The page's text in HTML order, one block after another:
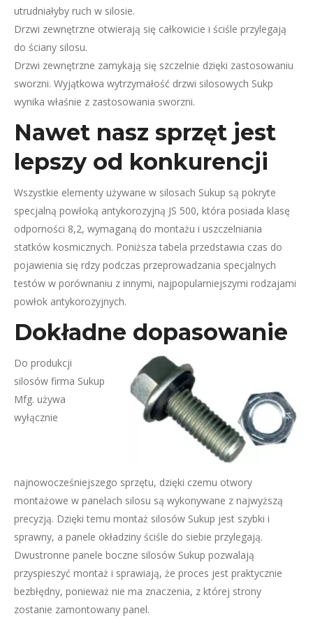
utrudniałyby ruch w silosie.
Drzwi zewnętrzne otwierają się całkowicie i ściśle przylegają
do ściany silosu.
Drzwi zewnętrzne zamykają się szczelnie dzięki zastosowaniu
sworzni. Wyjątkowa wytrzymałość drzwi silosowych Sukp
wynika właśnie z zastosowania sworzni.
Nawet nasz sprzęt jest
lepszy od konkurencji
Wszystkie elementy używane w silosach Sukup są pokryte
specjalną powłoką antykorozyjną JS 500, która posiada klasę
odporności 8,2, wymaganą do montażu i uszczelniania
statków kosmicznych. Poniższa tabela przedstawia czas do
pojawienia się rdzy podczas przeprowadzania specjalnych
testów w porównaniu z innymi, najpopularniejszymi rodzajami
powłok antykorozyjnych.
Dokładne dopasowanie
Do produkcji
silosów firma Sukup
Mfg. używa
wyłącznie
najnowocześniejszego sprzętu, dzięki czemu otwory
montażowe w panelach silosu są wykonywane z najwyższą
precyzją. Dzięki temu montaż silosów Sukup jest szybki i
sprawny, a panele okładziny ściśle do siebie przylegają.
Dwustronne panele boczne silosów Sukup pozwalają
przyspieszyć montaż i sprawiają, że proces jest praktycznie
bezbłędny, ponieważ nie ma znaczenia, z której strony
zostanie zamontowany panel.